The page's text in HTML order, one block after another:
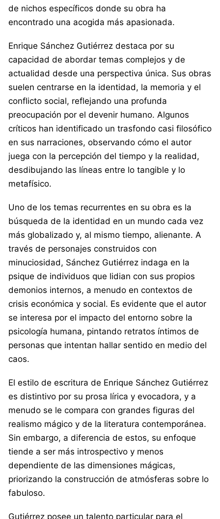
de nichos específicos donde su obra ha
encontrado una acogida más apasionada.
Enrique Sánchez Gutiérrez destaca por su
capacidad de abordar temas complejos y de
actualidad desde una perspectiva única. Sus obras
suelen centrarse en la identidad, la memoria y el
conflicto social, reflejando una profunda
preocupación por el devenir humano. Algunos
críticos han identificado un trasfondo casi filosófico
en sus narraciones, observando cómo el autor
juega con la percepción del tiempo y la realidad,
desdibujando las líneas entre lo tangible y lo
metafísico.
Uno de los temas recurrentes en su obra es la
búsqueda de la identidad en un mundo cada vez
más globalizado y, al mismo tiempo, alienante. A
través de personajes construidos con
minuciosidad, Sánchez Gutiérrez indaga en la
psique de individuos que lidian con sus propios
demonios internos, a menudo en contextos de
crisis económica y social. Es evidente que el autor
se interesa por el impacto del entorno sobre la
psicología humana, pintando retratos íntimos de
personas que intentan hallar sentido en medio del
caos.
El estilo de escritura de Enrique Sánchez Gutiérrez
es distintivo por su prosa lírica y evocadora, y a
menudo se le compara con grandes figuras del
realismo mágico y de la literatura contemporánea.
Sin embargo, a diferencia de estos, su enfoque
tiende a ser más introspectivo y menos
dependiente de las dimensiones mágicas,
priorizando la construcción de atmósferas sobre lo
fabuloso.
Gutiérrez posee un talento particular para el